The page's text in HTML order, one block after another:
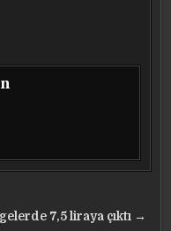
7,5 liraya çıktı →